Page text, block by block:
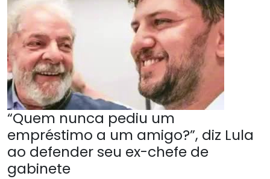
“Quem nunca pediu um
empréstimo a um amigo?”, diz Lula
ao defender seu ex-chefe de
gabinete